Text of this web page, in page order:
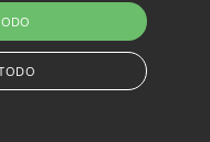
- 2026 Buscochollos.es